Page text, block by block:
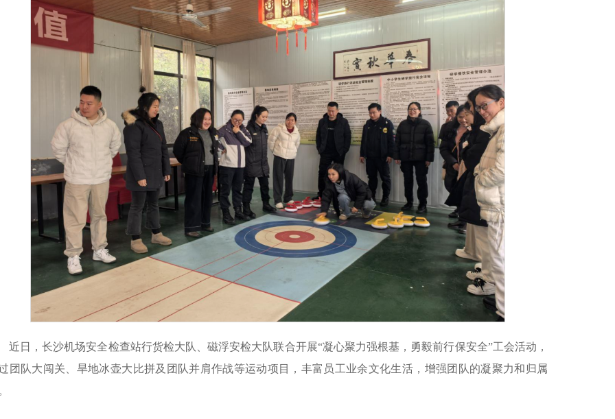
近日，长沙机场安全检查站行货检大队、磁浮安检大队联合开展“凝心聚力强根基，勇毅前行保安全”工会活动，
团队大闯关、旱地冰壶大比拼及团队并肩作战等运动项目，丰富员工业余文化生活，增强团队的凝聚力和归属